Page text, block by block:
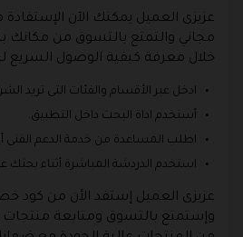
عزيزى العميل يمكنك الآن
مجاني والتمتع بالتسوق من
خلال معرفة كيفية الوصول السريع
ادخل عبر الأقسام والفئات التى تريد
أستخدم اداة البحث داخل التطبيق.
اطلب المساعدة من خدمة الدعم الفنى
استخدم الدردشة المباشرة أثناء بحثك
عزيزى العميل إستفد الأن من كود
وإستمتع بالتسوق ومتابعة منتجات